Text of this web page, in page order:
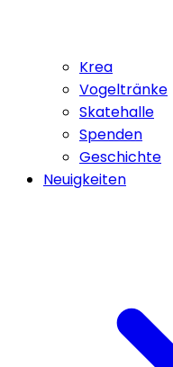
Krea
Vogeltränke
Skatehalle
Spenden
Geschichte
Neuigkeiten